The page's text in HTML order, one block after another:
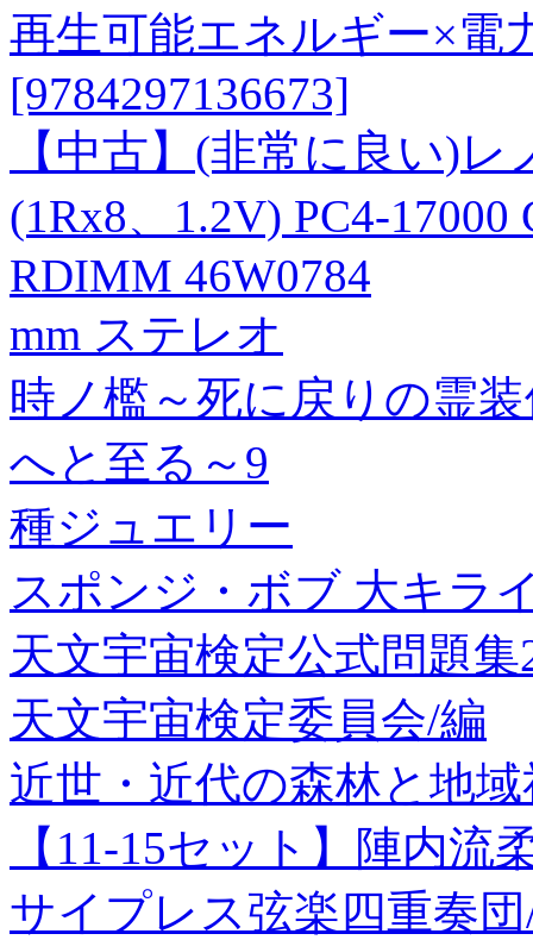
再生可能エネルギー×電
[9784297136673]
【中古】(非常に良い)
(1Rx8、1.2V) PC4-
RDIMM 46W0784
mm ステレオ
時ノ檻～死に戻りの霊
へと至る～9
種ジュエリー
スポンジ・ボブ 大キラ
天文宇宙検定公式問題
天文宇宙検定委員会/編
近世・近代の森林と地
【11-15セット】陣内
サイプレス弦楽四重奏